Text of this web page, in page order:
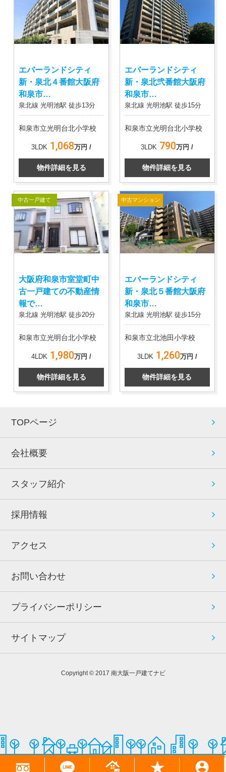
エバーランドシティ
新・泉北４番館大阪府
和泉市…
泉北線 光明池駅 徒歩13分
和泉市立光明台北小学校
3LDK 1,068万円 /
物件詳細を見る
エバーランドシティ
新・泉北弐番館大阪府
和泉市…
泉北線 光明池駅 徒歩15分
和泉市立光明台北小学校
3LDK 790万円 /
物件詳細を見る
中古一戸建て
大阪府和泉市室堂町中
古一戸建ての不動産情
報で…
泉北線 光明池駅 徒歩20分
和泉市立光明台北小学校
4LDK 1,980万円 /
物件詳細を見る
中古マンション
エバーランドシティ
新・泉北５番館大阪府
和泉市…
泉北線 光明池駅 徒歩15分
和泉市立北池田小学校
3LDK 1,260万円 /
物件詳細を見る
TOPページ
会社概要
スタッフ紹介
採用情報
アクセス
お問い合わせ
プライバシーポリシー
サイトマップ
Copyright © 2017 南大阪一戸建てナビ